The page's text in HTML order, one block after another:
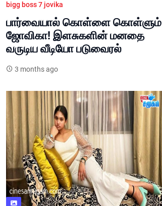
bigg boss 7 jovika
பார்வையால் கொள்ளை கொள்ளும்
ஜோவிகா! இளசுகளின் மனதை
வருடிய வீடியோ படுவைரல்
3 months ago